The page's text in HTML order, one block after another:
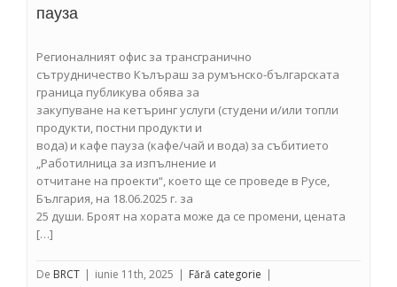
пауза
Регионалният офис за трансгранично
сътрудничество Кълъраш за румънско-българската
граница публикува обява за
закупуване на кетъринг услуги (студени и/или топли
продукти, постни продукти и
вода) и кафе пауза (кафе/чай и вода) за събитието
„Работилница за изпълнение и
отчитане на проекти“, което ще се проведе в Русе,
България, на 18.06.2025 г. за
25 души. Броят на хората може да се промени, цената
[…]
De BRCT | iunie 11th, 2025 | Fără categorie |